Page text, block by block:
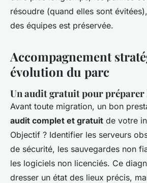
résoudre (quand elles sont
des équipes est préservée.
Accompagnement
évolution du parc
Un audit gratuit pour
Avant toute migration, un bon
audit complet et gratuit de votre
Objectif ? Identifier les serveurs
de sécurité, les sauvegardes non
les logiciels non licenciés. Ce
dresser un état des lieux précis,